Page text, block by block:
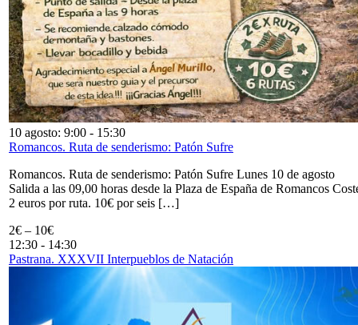
10 agosto: 9:00 - 15:30
Romancos. Ruta de senderismo: Patón Sufre
Romancos. Ruta de senderismo: Patón Sufre Lunes 10 de agosto
Salida a las 09,00 horas desde la Plaza de España de Romancos
2 euros por ruta. 10€ por seis […]
2€ – 10€
12:30 - 14:30
Pastrana. XXXVII Interpueblos de Natación